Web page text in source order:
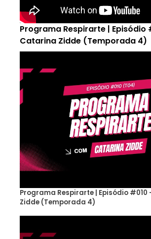
Programa Respirarte | Episódio
Catarina Zidde (Temporada 4)
Programa Respirarte | Episódio
Zidde (Temporada 4)